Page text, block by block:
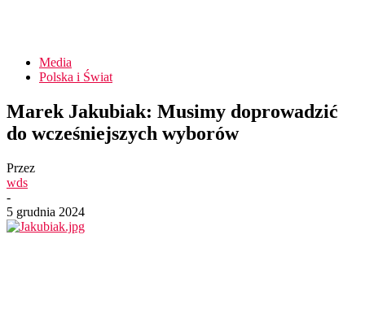
Media
Polska i Świat
Marek Jakubiak: Musimy doprowadzić
do wcześniejszych wyborów
Przez
wds
-
5 grudnia 2024